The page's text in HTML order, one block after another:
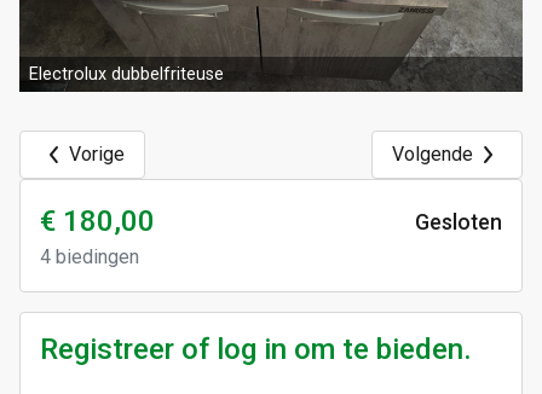
Electrolux dubbelfriteuse
Vorige Volgende
€ 180,00
4 biedingen
Gesloten
Registreer of log in om te bieden.